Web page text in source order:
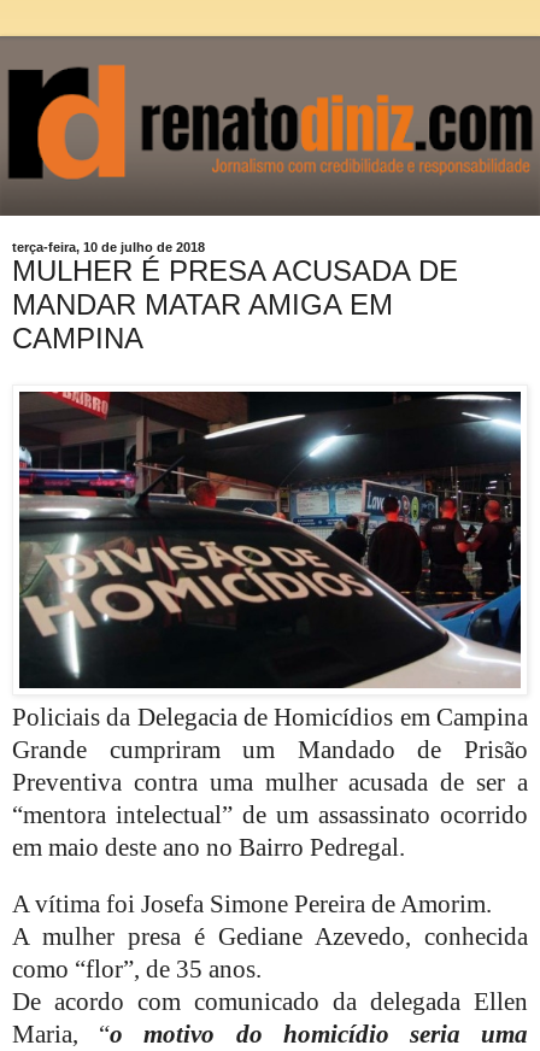
terça-feira, 10 de julho de 2018
MULHER É PRESA ACUSADA DE
MANDAR MATAR AMIGA EM
CAMPINA
Policiais da Delegacia de Homicídios em Campina
Grande cumpriram um Mandado de Prisão
Preventiva contra uma mulher acusada de ser a
“mentora intelectual” de um assassinato ocorrido
em maio deste ano no Bairro Pedregal.
A vítima foi Josefa Simone Pereira de Amorim.
A mulher presa é Gediane Azevedo, conhecida
como “flor”, de 35 anos.
De acordo com comunicado da delegada Ellen
Maria, “o motivo do homicídio seria uma